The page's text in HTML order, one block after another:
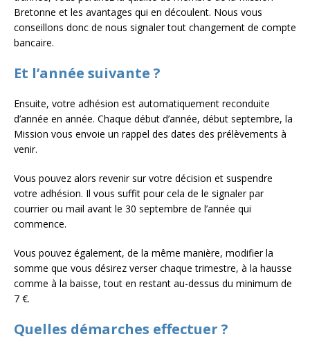
Bretonne et les avantages qui en découlent. Nous vous
conseillons donc de nous signaler tout changement de compte
bancaire.
Et l’année suivante ?
Ensuite, votre adhésion est automatiquement reconduite
d’année en année. Chaque début d’année, début septembre, la
Mission vous envoie un rappel des dates des prélèvements à
venir.
Vous pouvez alors revenir sur votre décision et suspendre
votre adhésion. Il vous suffit pour cela de le signaler par
courrier ou mail avant le 30 septembre de l’année qui
commence.
Vous pouvez également, de la même manière, modifier la
somme que vous désirez verser chaque trimestre, à la hausse
comme à la baisse, tout en restant au-dessus du minimum de
7 €.
Quelles démarches effectuer ?